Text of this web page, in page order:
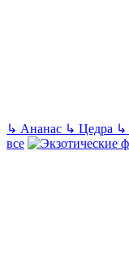
↳ Ананас ↳ Цедра ↳
все